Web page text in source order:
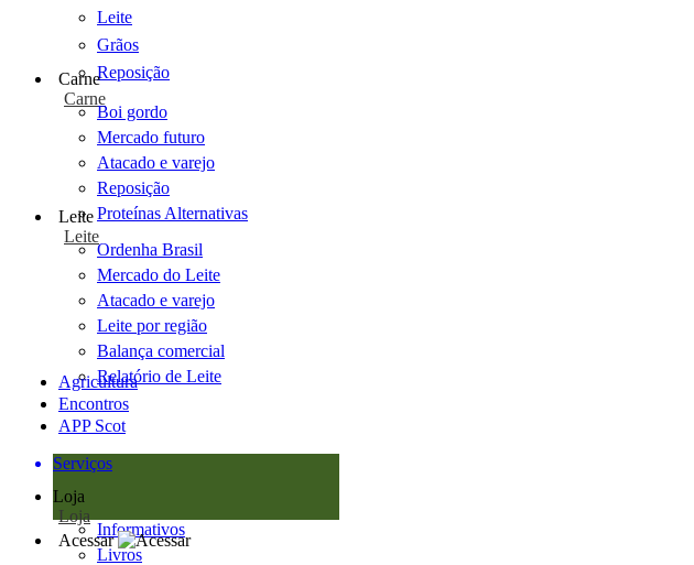
Leite
Grãos
Reposição
Carne
Carne
Boi gordo
Mercado futuro
Atacado e varejo
Reposição
Proteínas Alternativas
Leite
Leite
Ordenha Brasil
Mercado do Leite
Atacado e varejo
Leite por região
Balança comercial
Relatório de Leite
Agricultura
Encontros
APP Scot
Serviços
Loja
Loja
Informativos
Livros
Acessar